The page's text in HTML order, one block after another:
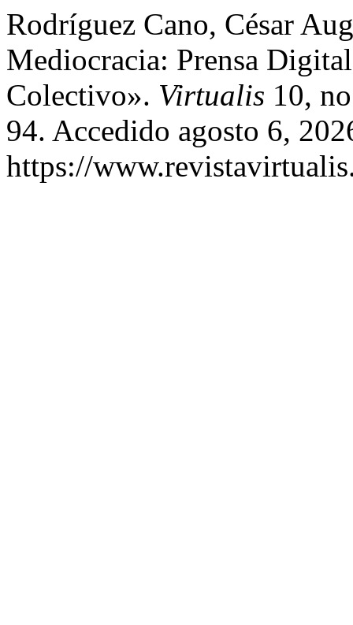
Rodríguez Cano, César
Mediocracia: Prensa
Colectivo». Virtualis 10,
94. Accedido agosto 6,
https://